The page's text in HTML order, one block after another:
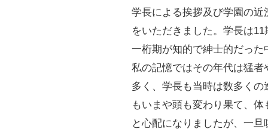
学長による挨拶及び学園の近
をいただきました。学長は11
一桁期が知的で紳士的だった
私の記憶ではその年代は猛者
多く、学長も当時は数多く
もいまや頭も変わり果て、
と心配になりましたが、一